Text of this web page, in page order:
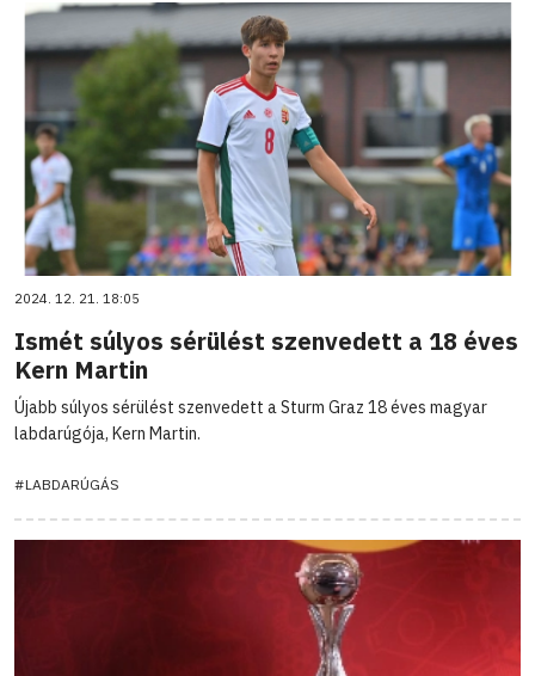
2024. 12. 21. 18:05
Ismét súlyos sérülést szenvedett a 18 éves
Kern Martin
Újabb súlyos sérülést szenvedett a Sturm Graz 18 éves magyar
labdarúgója, Kern Martin.
#LABDARÚGÁS